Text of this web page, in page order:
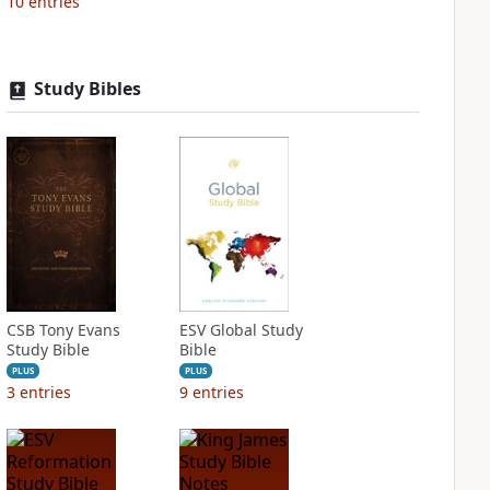
Study Bibles
CSB Tony Evans
Study Bible
PLUS
3 entries
ESV Global Study
Bible
PLUS
9 entries